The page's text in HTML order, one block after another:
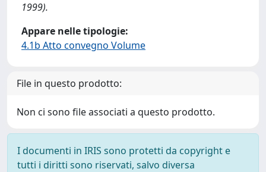
1999).
Appare nelle tipologie:
4.1b Atto convegno Volume
File in questo prodotto:
Non ci sono file associati a questo prodotto.
I documenti in IRIS sono protetti da copyright e
tutti i diritti sono riservati, salvo diversa